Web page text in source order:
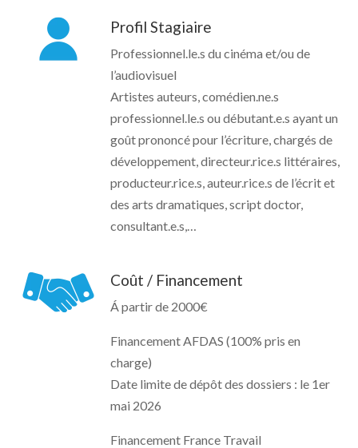
Profil Stagiaire
Professionnel.le.s du cinéma et/ou de
l’audiovisuel
Artistes auteurs, comédien.ne.s
professionnel.le.s ou débutant.e.s ayant un
goût prononcé pour l’écriture, chargés de
développement, directeur.rice.s littéraires,
producteur.rice.s, auteur.rice.s de l’écrit et
des arts dramatiques, script doctor,
consultant.e.s,…
Coût / Financement
Á partir de 2000€
Financement AFDAS (100% pris en
charge)
Date limite de dépôt des dossiers : le 1er
mai 2026
Financement France Travail